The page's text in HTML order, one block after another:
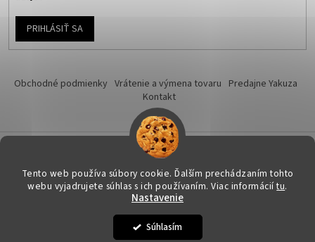
Tento web používa súbory cookie. Ďalším prechádzaním tohto
webu vyjadrujete súhlas s ich používaním. Viac informáciítu.
Nastavenie
Súhlasím
PRIHLÁSIŤ SA
Obchodné podmienky Vrátenie a výmena tovaru Predajne Yakuza
Kontakt
Vytvoril Shoptet
nastavenie cookies